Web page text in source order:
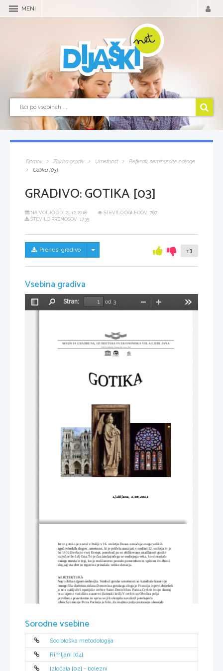
MENI
Domov Zbirka gradiv Umetnost
Referati, seminarske naloge
Gotika [03]
GRADIVO:GOTIKA [03]
NA VOLJO OD: 21.12.2018
ŠTEVILO OGLEDOV: 767
ŠTEVILO PRENOSOV: 1735
Prenesi gradivo Skrij/prikaži meni +3
Vsebina gradiva
Preklopi
Stran:
od 3
Pomanjšaj
SREDNJA GRADBENA, GEODETSKA IN EKONOMSKA ŠOLA LJUBLJANA
1000 Ljubljana, Dunajska cesta 102
Ljubljana, 1.05.2011
Izraz gotsko je nastal v Italiji v 16. stoletju.Danes označuje enega velikih
zgodovinskih slogov, umetnost, ki je pričela nastajati v sredini 12. stoletja in je
do 1400 živela po vsej Evropi, ponekod pa so oblikovane značilnosti gotike
razvidne še dalj časa.To je čas iztekajočega se srednjega veka, ko so nastala
mnoga mesta in trgi, ko je meščanstvo postalo pomemben in vpliven družbeni
sloj,saj sta obrt in trgovina prinašala veliko denarja.
ARHITEKTURA
Naj bi bila najpomembnejša. Simbol gotske umetnosti so katedrale katero je
omogočila skeletna zidava.Domovina gotskega sloga je Francija in prvi dosežek
je nov zaključek opatijske cerkve Saint Denis blizu Pariza.Cerkve imajo skoraj
brez izjeme vzdolžno zasnovo (latinski križ).V cerkvi so Obočna polja
praviloma pravokotna in sprva so jih okrepila navzkriž potekajoča
rebra.Spoznanje Petra Parlerja je bilo, da majhna polja postanejo skorajda
Franciji.Mestne hiše so bile veliko bolj skromne.
Sorodne vsebine
Sociološka metodologija
Rimljani [04]
Izločala [02] - bolezni